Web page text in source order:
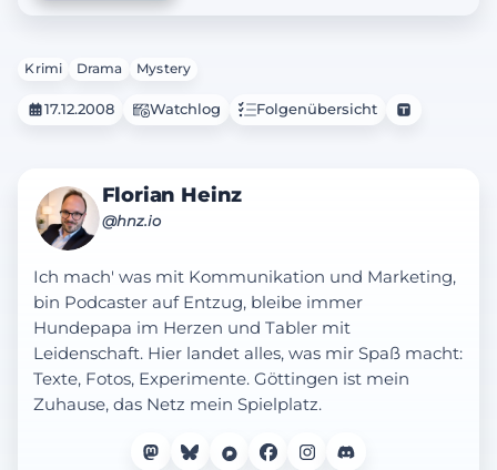
Mörder ist…
Krimi Drama Mystery
17.12.2008 Watchlog Folgenübersicht
Florian Heinz
@hnz.io
Ich mach' was mit Kommunikation und Marketing,
bin Podcaster auf Entzug, bleibe immer
Hundepapa im Herzen und Tabler mit
Leidenschaft. Hier landet alles, was mir Spaß macht:
Texte, Fotos, Experimente. Göttingen ist mein
Zuhause, das Netz mein Spielplatz.